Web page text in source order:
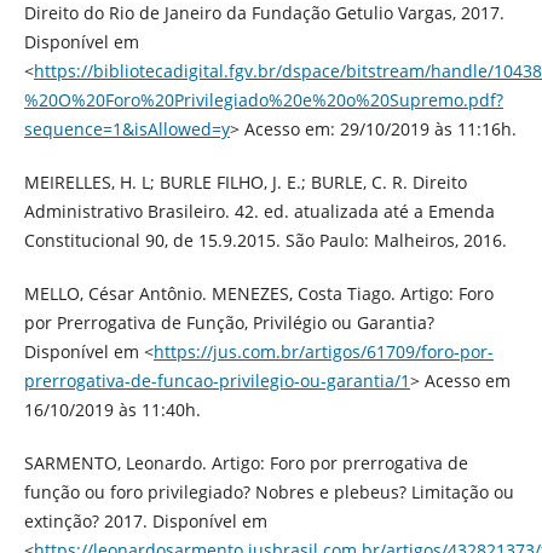
Direito do Rio de Janeiro da Fundação Getulio Vargas, 2017.
Disponível em
<https://bibliotecadigital.fgv.br/dspace/bitstream/handle/10438/
%20O%20Foro%20Privilegiado%20e%20o%20Supremo.pdf?
sequence=1&isAllowed=y> Acesso em: 29/10/2019 às 11:16h.
MEIRELLES, H. L; BURLE FILHO, J. E.; BURLE, C. R. Direito
Administrativo Brasileiro. 42. ed. atualizada até a Emenda
Constitucional 90, de 15.9.2015. São Paulo: Malheiros, 2016.
MELLO, César Antônio. MENEZES, Costa Tiago. Artigo: Foro
por Prerrogativa de Função, Privilégio ou Garantia?
Disponível em <https://jus.com.br/artigos/61709/foro-por-
prerrogativa-de-funcao-privilegio-ou-garantia/1> Acesso em
16/10/2019 às 11:40h.
SARMENTO, Leonardo. Artigo: Foro por prerrogativa de
função ou foro privilegiado? Nobres e plebeus? Limitação ou
extinção? 2017. Disponível em